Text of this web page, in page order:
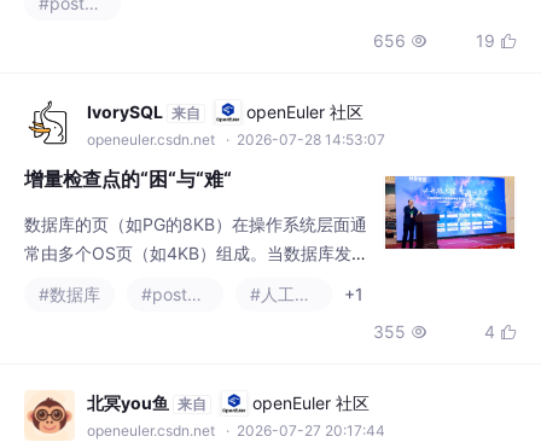
终端输出和模型回复写入审计日志，敏感信息因此更容易进入日志
链路。这些数据又不能简单丢弃，因为它们是排障、审计和治理的
入和加工
656  19 
IvorySQL 来自 openEuler 社区
openeuler.csdn.net · 2026-07-28 14:53:07
增量检查点的“困“与“难“
数据库的页（如PG的8KB）在操作系统层面通
常由多个OS页（如4KB）组成。当数据库发起
一个8KB的写操作时，在存储层实际上是两次
4KB写入。如果写入中途断电或系统崩溃，可
损坏状态，这就是页分裂。
#数据库 #postgresql #人工智能
+1
355  4 
北冥you鱼 来自 openEuler 社区
openeuler.csdn.net · 2026-07-27 20:17:44